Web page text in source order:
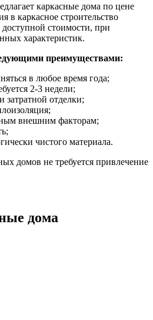
каркасные дома по цене
в каркасное строительство
доступной стоимости, при
характеристик.
преимуществами:
в любое время года;
2-3 недели;
затратной отделки;
внешним факторам;
чистого материала.
домов не требуется привлечение
дома